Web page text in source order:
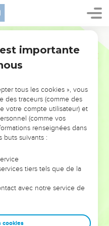
!
VOUS ÉVITER LES
?
moins les doutes, les erreurs
alors même que ce
façonnés.
et responsables
afin que leurs erreurs
importante
tous les cookies », vous
des traceurs (comme des
votre compte utilisateur) et
(comme vos
renseignées dans
buts suivants :
tiers tels que de la
avec notre service de
cookies